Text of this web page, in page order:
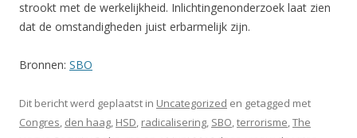
strookt met de werkelijkheid. Inlichtingenonderzoek laat zien
dat de omstandigheden juist erbarmelijk zijn.
Bronnen: SBO
Dit bericht werd geplaatst in Uncategorized en getagged met
Congres, den haag, HSD, radicalisering, SBO,terrorisme,The